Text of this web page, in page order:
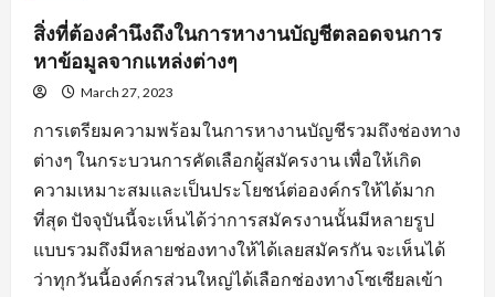
สำหรับ
คน
หา
คน
เพื่อ
ให้การ
งาน
ไป
ดี
สิ่งที่ต้องคำนึงถึงในการหางานบัญชีตลอดจนการ
หาข้อมูลจากแหล่งต่างๆ
March 27, 2023
การเตรียมความพร้อมในการหางานบัญชีรวมถึงช่องทาง
ต่างๆ ในกระบวนการคัดเลือกผู้สมัครงาน เพื่อให้เกิด
ความเหมาะสมและเป็นประโยชน์ต่อองค์กรให้ได้มาก
ที่สุด ปัจจุบันนี้จะเห็นได้ว่าการสมัครงานนั้นมีหลายรูป
แบบรวมถึงมีหลายช่องทางให้ได้เลยสมัครกัน จะเห็นได้
ว่าทุกวันนี้องค์กรส่วนใหญ่ได้เลือกช่องทางโซเซียลเข้า